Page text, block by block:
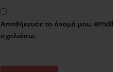
Αποθήκευσε το όνομά μου,
σχολιάσω.